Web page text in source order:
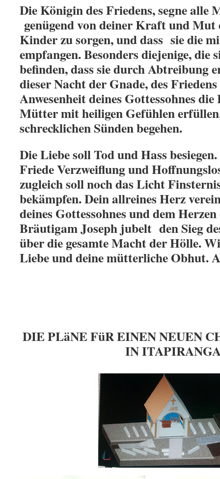
Die Königin des Friedens, segne alle
genügend von deiner Kraft und
Kinder zu sorgen, und dass sie die
empfangen. Besonders diejenige, die
befinden, dass sie durch Abtreibung
dieser Nacht der Gnade, des
Anwesenheit deines Gottessohnes
Mütter mit heiligen Gefühlen
schrecklichen Sünden begehen.
Die Liebe soll Tod und Hass
Friede Verzweiflung und
zugleich soll noch das Licht
bekämpfen. Dein allreines Herz
deines Gottessohnes und dem
Bräutigam Joseph jubelt den Sieg
über die gesamte Macht der Hölle.
Liebe und deine mütterliche Obhut.
DIE PLäNE FüR EINEN NEUEN
IN